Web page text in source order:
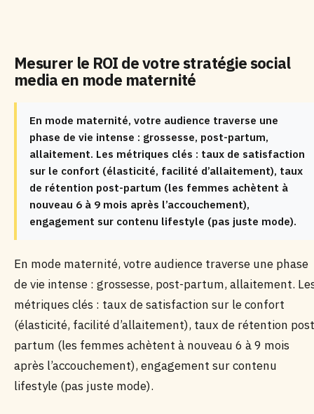
Mesurer le ROI de votre stratégie social
media en mode maternité
En mode maternité, votre audience traverse une
phase de vie intense : grossesse, post-partum,
allaitement. Les métriques clés : taux de satisfaction
sur le confort (élasticité, facilité d’allaitement), taux
de rétention post-partum (les femmes achètent à
nouveau 6 à 9 mois après l’accouchement),
engagement sur contenu lifestyle (pas juste mode).
En mode maternité, votre audience traverse une phase
de vie intense : grossesse, post-partum, allaitement.
métriques clés : taux de satisfaction sur le confort
(élasticité, facilité d’allaitement), taux de rétention
partum (les femmes achètent à nouveau 6 à 9 mois
après l’accouchement), engagement sur contenu
lifestyle (pas juste mode).